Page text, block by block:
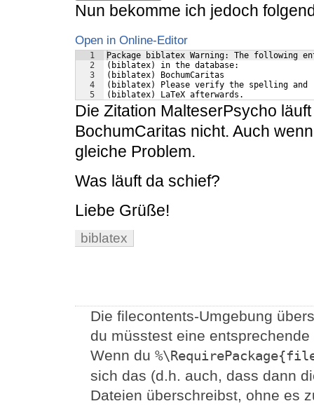
Nun bekomme ich jedoch
Open in Online-Editor
1
2
3
4
5
Package biblatex Warning: The following
(biblatex) in the database:
(biblatex) BochumCaritas
(biblatex) Please verify the spelling and
(biblatex) LaTeX afterwards.
Die Zitation MalteserPsycho
BochumCaritas nicht. Auch
gleiche Problem.
Was läuft da schief?
Liebe Grüße!
biblatex
Die filecontents-Umgebung
du müsstest eine
Wenn du
sich das (d.h. auch, dass dann
Dateien überschreibst, ohne es